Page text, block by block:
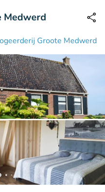
Erreichbar bis 23:00 Uhr
Groote Medwerd
Medwerd